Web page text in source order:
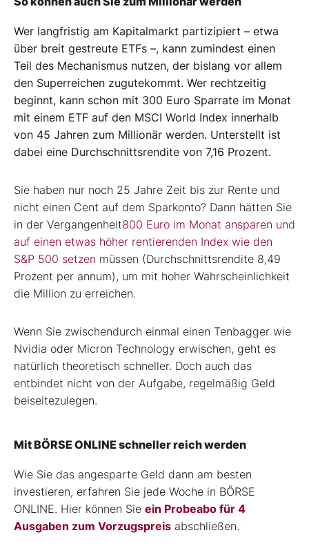
Wer langfristig am Kapitalmarkt partizipiert – etwa
über breit gestreute ETFs –, kann zumindest einen
Teil des Mechanismus nutzen, der bislang vor allem
den Superreichen zugutekommt. Wer rechtzeitig
beginnt, kann schon mit 300 Euro Sparrate im Monat
mit einem ETF auf den MSCI World Index innerhalb
von 45 Jahren zum Millionär werden. Unterstellt ist
dabei eine Durchschnittsrendite von 7,16 Prozent.
Sie haben nur noch 25 Jahre Zeit bis zur Rente und
nicht einen Cent auf dem Sparkonto? Dann hätten Sie
in der Vergangenheit800 Euro im Monat ansparen und
auf einen etwas höher rentierenden Index wie den
S&P 500 setzen müssen (Durchschnittsrendite 8,49
Prozent per annum), um mit hoher Wahrscheinlichkeit
die Million zu erreichen.
Wenn Sie zwischendurch einmal einen Tenbagger wie
Nvidia oder Micron Technology erwischen, geht es
natürlich theoretisch schneller. Doch auch das
entbindet nicht von der Aufgabe, regelmäßig Geld
beiseitezulegen.
Mit BÖRSE ONLINE schneller reich werden
Wie Sie das angesparte Geld dann am besten
investieren, erfahren Sie jede Woche in BÖRSE
ONLINE. Hier können Sie ein Probeabo für 4
Ausgaben zum Vorzugspreis abschließen.